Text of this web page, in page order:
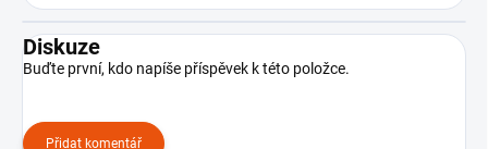
Diskuze
Buďte první, kdo napíše příspěvek k této položce.
Přidat komentář